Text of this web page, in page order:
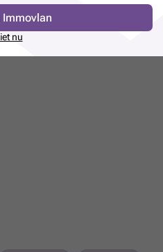
Immovlan
nu